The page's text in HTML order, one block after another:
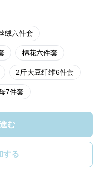
绒六件套
棉花六件套
2斤大豆纤维6件套
7件套
む
する